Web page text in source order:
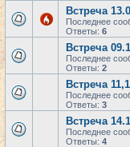
Встреча
Последнее
Ответы: 6
Встреча
Последнее
Ответы: 2
Встреча
Последнее
Ответы: 3
Встреча
Последнее
Ответы: 4